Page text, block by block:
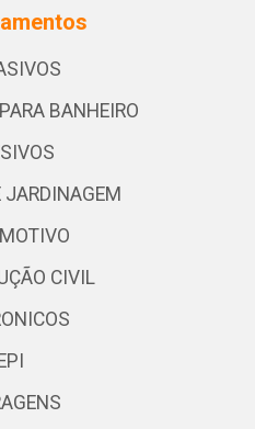
BANHEIRO
JARDINAGEM
CIVIL
EPI